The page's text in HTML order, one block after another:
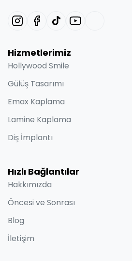
Hizmetlerimiz
Hollywood Smile
Gülüş Tasarımı
Emax Kaplama
Lamine Kaplama
Diş İmplantı
Hızlı Bağlantılar
Hakkımızda
Öncesi ve Sonrası
Blog
İletişim